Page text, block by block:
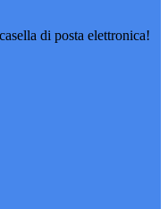
di posta elettronica!